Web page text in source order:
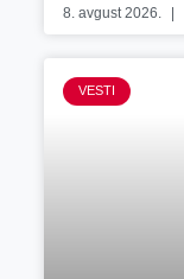
8. avgust 2026.
VESTI